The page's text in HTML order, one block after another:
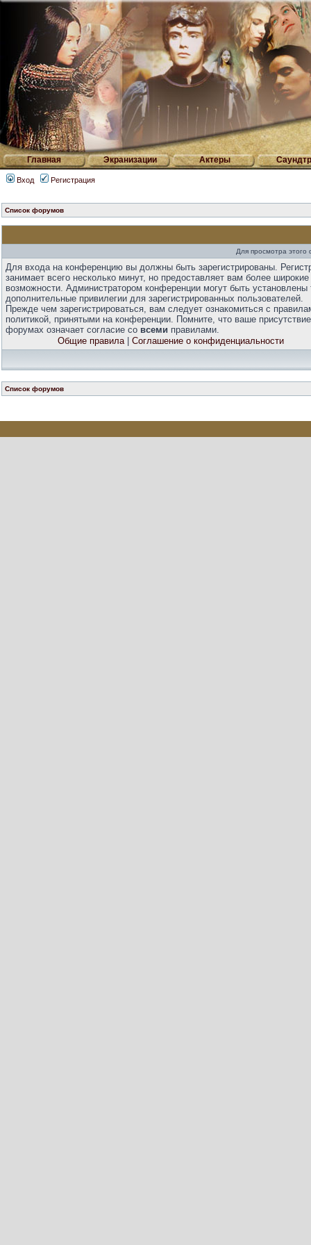
Главная Экранизации Актеры
Вход Регистрация
Список форумов
Для просмотра
Для входа на конференцию вы должны быть зарегистрированы.
занимает всего несколько минут, но предоставляет вам более широкие
возможности. Администратором конференции могут быть установлены
дополнительные привилегии для зарегистрированных пользователей.
Прежде чем зарегистрироваться, вам следует ознакомиться с
политикой, принятыми на конференции. Помните, что ваше
форумах означает согласие со всеми правилами.
Общие правила| Соглашение о конфиденциальности
Список форумов